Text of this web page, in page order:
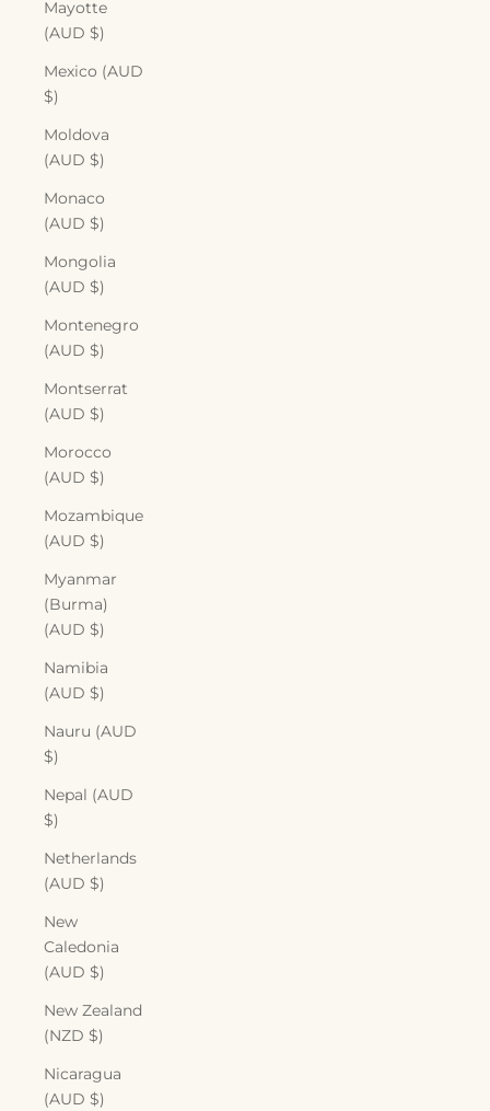
Mayotte
(AUD $)
Mexico (AUD
$)
Moldova
(AUD $)
Monaco
(AUD $)
Mongolia
(AUD $)
Montenegro
(AUD $)
Montserrat
(AUD $)
Morocco
(AUD $)
Mozambique
(AUD $)
Myanmar
(Burma)
(AUD $)
Namibia
(AUD $)
Nauru (AUD
$)
Nepal (AUD
$)
Netherlands
(AUD $)
New
Caledonia
(AUD $)
New Zealand
(NZD $)
Nicaragua
(AUD $)